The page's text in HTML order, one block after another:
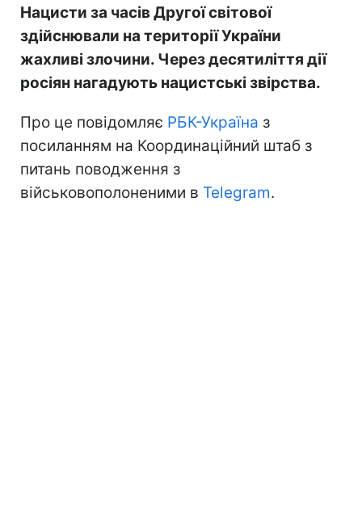
Нацисти за часів Другої світової
здійснювали на території України
жахливі злочини. Через десятиліття дії
росіян нагадують нацистські звірства.
Про це повідомляє РБК-Україна з
посиланням на Координаційний штаб з
питань поводження з
військовополоненими в Telegram.